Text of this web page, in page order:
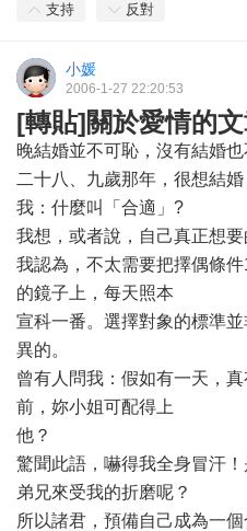
支持 反對
小媛
2006-1-27 22:20:53
[轉貼]關於愛情的
晚結婚並不可恥，沒有結婚
二十八、九歲那年，很想結
我：什麼叫「合適」?
我想，或者說，自己真正想要
我認為，不太需要把擇偶條
的鏡子上，每天照本
宣科一番。選擇對象的標準
異的。
曾有人問我：假如有一天，
前，妳小姐可配得上
他？
驚聞此語，嚇得我全身冒汗
弟兄來受我的折磨呢？
所以諸君，預備自己成為一